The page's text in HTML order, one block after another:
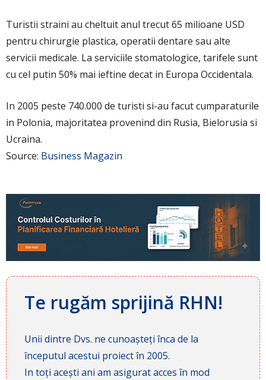
Turistii straini au cheltuit anul trecut 65 milioane USD
pentru chirurgie plastica, operatii dentare sau alte
servicii medicale. La serviciile stomatologice, tarifele sunt
cu cel putin 50% mai ieftine decat in Europa Occidentala.
In 2005 peste 740.000 de turisti si-au facut cumparaturile
in Polonia, majoritatea provenind din Rusia, Bielorusia si
Ucraina.
Source: Business Magazin
Te rugăm sprijină RHN!
Unii dintre Dvs. ne cunoașteți înca de la
începutul acestui proiect în 2005.
In toți acești ani am asigurat acces în mod